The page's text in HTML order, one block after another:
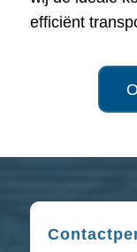
efficiënt